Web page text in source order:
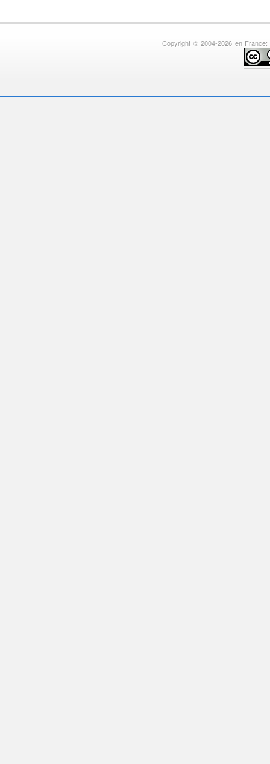
Copyright © 2004-2026 en